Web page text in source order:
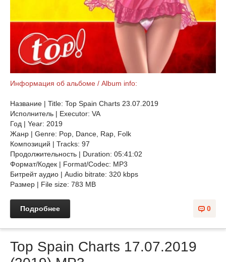
Информация об альбоме / Album info:
Название | Title: Top Spain Charts 23.07.2019
Исполнитель | Executor: VA
Год | Year: 2019
Жанр | Genre: Pop, Dance, Rap, Folk
Композиций | Tracks: 97
Продолжительность | Duration: 05:41:02
Формат/Кодек | Format/Codec: MP3
Битрейт аудио | Audio bitrate: 320 kbps
Размер | File size: 783 MB
0
Подробнее
Top Spain Charts 17.07.2019